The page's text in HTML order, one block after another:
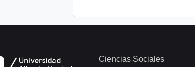
Ciencias Sociales